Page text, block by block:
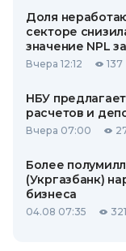
Доля
секторе
значение NPL
Вчера 12:12 137
НБУ
расчетов и
Вчера 07:00
Более
(Укргазбанк)
бизнеса
04.08 07:35